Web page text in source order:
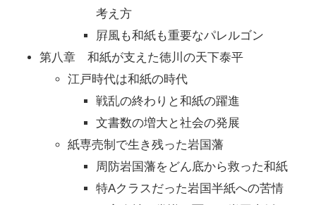
考え方
屛風も和紙も重要なパレルゴン
第八章 和紙が支えた徳川の天下泰平
江戸時代は和紙の時代
戦乱の終わりと和紙の躍進
文書数の増大と社会の発展
紙専売制で生き残った岩国藩
周防岩国藩をどん底から救った和紙
特Aクラスだった岩国半紙への苦情